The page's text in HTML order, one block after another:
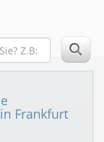
Frankfurt